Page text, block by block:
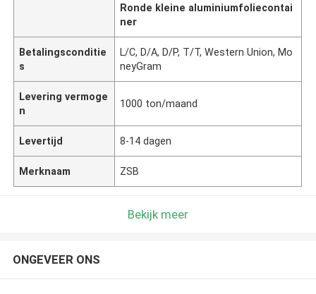
Ronde kleine aluminiumfoliecontai
ner
Betalingsconditie
s
L/C, D/A, D/P, T/T, Western Union, Mo
neyGram
Levering vermoge
n
1000 ton/maand
Levertijd 8-14 dagen
Merknaam ZSB
Bekijk meer
ONGEVEER ONS